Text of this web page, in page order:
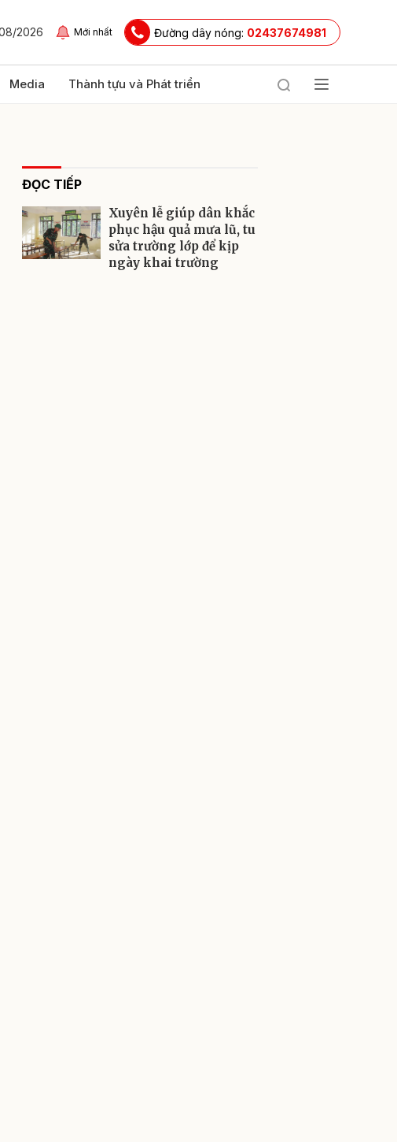
2026 Mới nhất Đường dây nóng: 02437674981
Media Thành tựu và Phát triển
ĐỌC TIẾP
Xuyên lễ giúp dân khắc
phục hậu quả mưa lũ, tu
sửa trường lớp để kịp
ngày khai trường
Gửi